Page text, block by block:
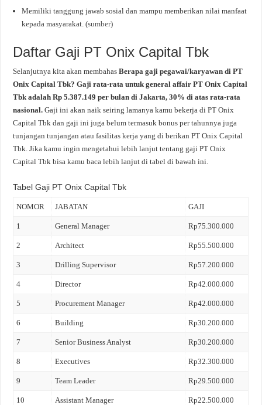
Memiliki tanggung jawab sosial dan mampu memberikan nilai manfaat
kepada masyarakat. (sumber)
Daftar Gaji PT Onix Capital Tbk
Selanjutnya kita akan membahasBerapa gaji pegawai/karyawan di PT
Onix Capital Tbk? Gaji rata-rata untuk general affair PT Onix Capital
Tbk adalah Rp 5.387.149 per bulan di Jakarta, 30% di atas rata-rata
nasional.Gaji ini akan naik seiring lamanya kamu bekerja di PT Onix
Capital Tbk dan gaji ini juga belum termasuk bonus per tahunnya juga
tunjangan tunjangan atau fasilitas kerja yang di berikan PT Onix Capital
Tbk. Jika kamu ingin mengetahui lebih lanjut tentang gaji PT Onix
Capital Tbk bisa kamu baca lebih lanjut di tabel di bawah ini.
Tabel Gaji PT Onix Capital Tbk
NOMOR JABATAN GAJI
1 General Manager Rp75.300.000
2 Architect Rp55.500.000
3 Drilling Supervisor Rp57.200.000
4 Director Rp42.000.000
5 Procurement Manager Rp42.000.000
6 Building Rp30.200.000
7 Senior Business Analyst Rp30.200.000
8 Executives Rp32.300.000
9 Team Leader Rp29.500.000
10 Assistant Manager Rp22.500.000